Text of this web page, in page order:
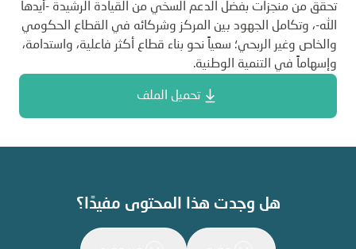
تحقق من منجزات بفضل الدعم السخي من القيادة الرشيدة -أيدها
الله-، وتكامل الجهود بين المركز وشركائه في القطاع الحكومي
والخاص وغير الربحي؛ سعياً نحو بناء قطاع أكثر فاعلية، واستدامة،
وإسهاماً في التنمية الوطنية.
تحميل الملف
هل وجدت هذا المحتوى مفيدًا؟